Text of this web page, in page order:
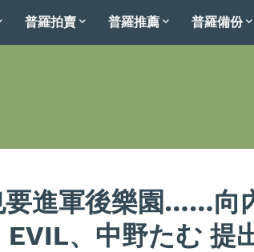
普羅拍賣 普羅推薦 普羅備份
要進軍後樂園……向
、中野たむ 提